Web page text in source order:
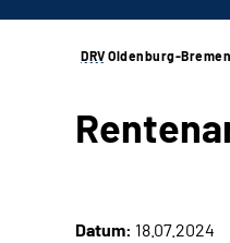
DRV Oldenburg-Bremen
Datum: 18.07.2024